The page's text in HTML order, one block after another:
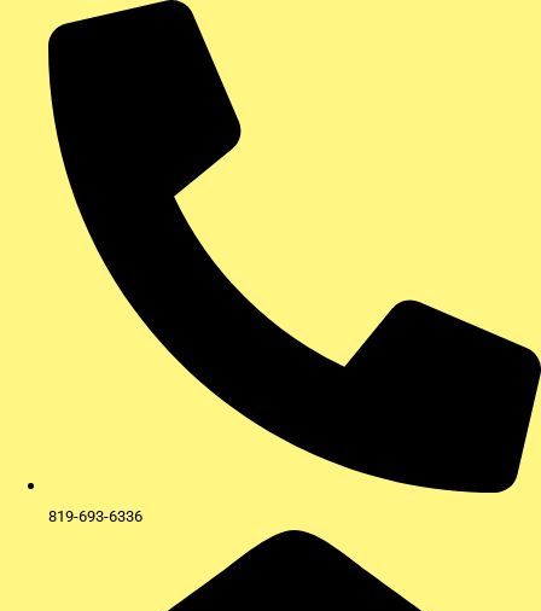
contenu
819-693-6336